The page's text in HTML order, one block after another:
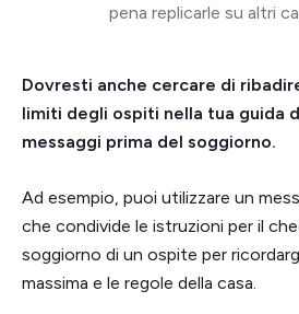
pena replicarle su altri
Dovresti anche cercare di
limiti degli ospiti nella tua guida
messaggi prima del soggiorno.
Ad esempio, puoi utilizzare un
che condivide le istruzioni per il
soggiorno di un ospite per
massima e le regole della casa.